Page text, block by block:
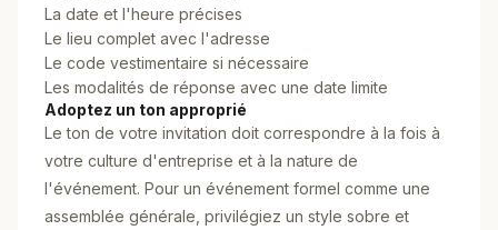
La date et l'heure précises
Le lieu complet avec l'adresse
Le code vestimentaire si nécessaire
Les modalités de réponse avec une date limite
Adoptez un ton approprié
Le ton de votre invitation doit correspondre à la fois à
votre culture d'entreprise et à la nature de
l'événement. Pour un événement formel comme une
assemblée générale, privilégiez un style sobre et